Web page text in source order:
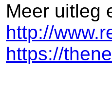
Meer uitleg
http://
https://